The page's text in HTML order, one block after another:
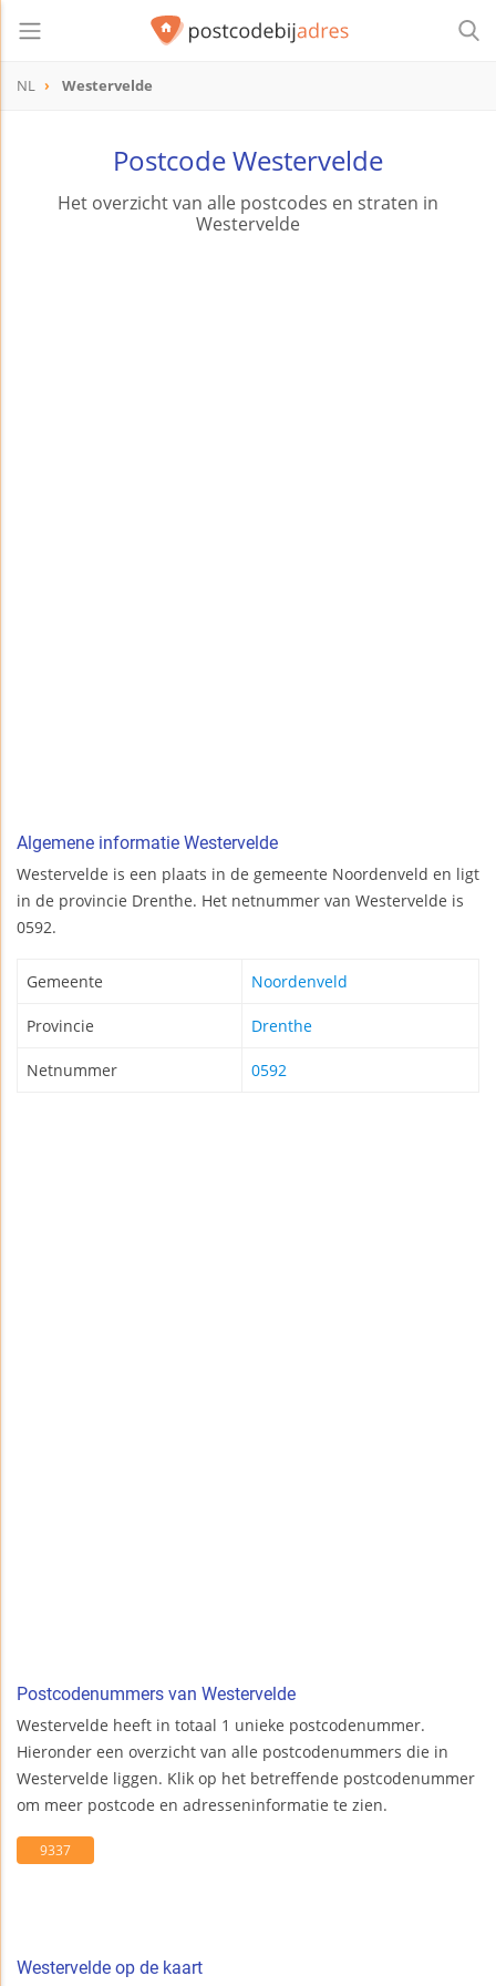
NL Westervelde
Postcode Westervelde
Het overzicht van alle postcodes en straten in
Westervelde
Algemene informatie Westervelde
Westervelde is een plaats in de gemeente Noordenveld en ligt
in de provincie Drenthe. Het netnummer van Westervelde is
0592.
Gemeente Noordenveld
Provincie Drenthe
Netnummer 0592
Postcodenummers van Westervelde
Westervelde heeft in totaal 1 unieke postcodenummer.
Hieronder een overzicht van alle postcodenummers die in
Westervelde liggen. Klik op het betreffende postcodenummer
om meer postcode en adresseninformatie te zien.
9337
Westervelde op de kaart